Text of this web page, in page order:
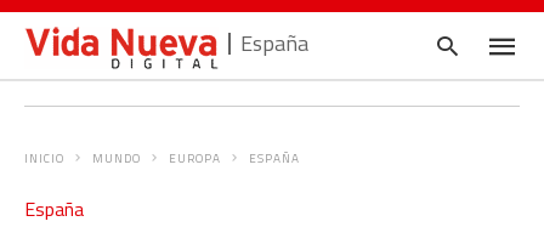
España
INICIO MUNDO EUROPA ESPAÑA
España